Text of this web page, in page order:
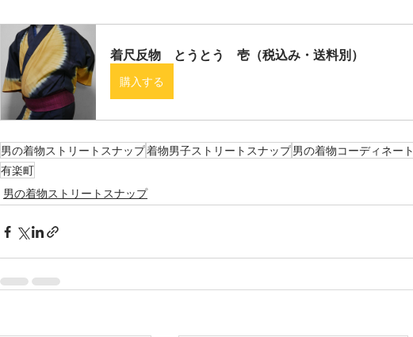
着尺反物　とうとう　壱（税込み・送料別）
購入する
男の着物ストリートスナップ着物男子ストリートスナップ男の着物コーディネート
有楽町
男の着物ストリートスナップ